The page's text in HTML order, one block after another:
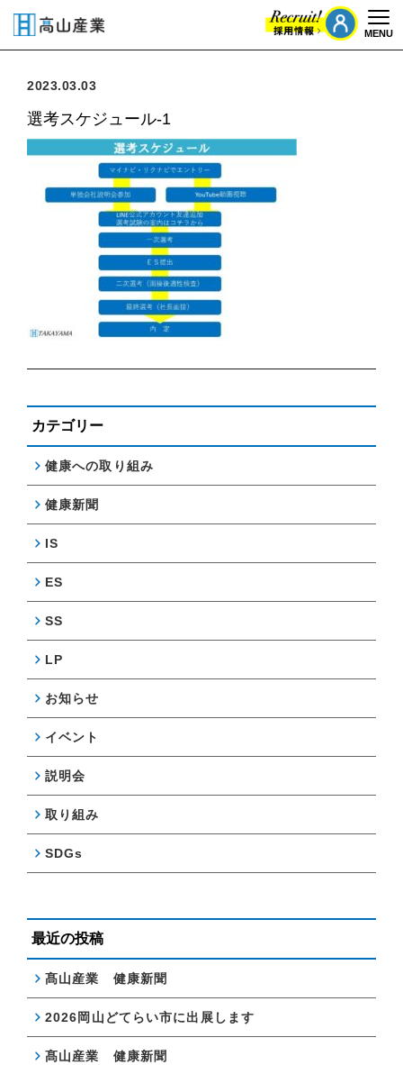
MENU
2023.03.03
選考スケジュール-1
カテゴリー
健康への取り組み
健康新聞
IS
ES
SS
LP
お知らせ
イベント
説明会
取り組み
SDGs
最近の投稿
髙山産業 健康新聞
2026岡山どてらい市に出展します
髙山産業 健康新聞